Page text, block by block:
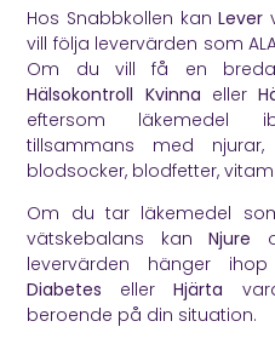
Hos Snabbkollen kanLever
vill följa levervärden som
Om du vill få en
Hälsokontroll Kvinna eller
eftersom läkemedel
tillsammans med njurar,
blodsocker, blodfetter,
Om du tar läkemedel
vätskebalans kanNjure
levervärden hänger
Diabetes ellerHjärta
beroende på din situation.